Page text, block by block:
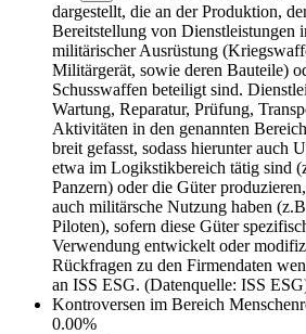
dargestellt, die an der Produktion,
Bereitstellung von Dienstleistungen
militärischer Ausrüstung
Militärgerät, sowie deren Bauteile)
Schusswaffen beteiligt sind.
Wartung, Reparatur, Prüfung,
Aktivitäten in den genannten
breit gefasst, sodass hierunter auch
etwa im Logikstikbereich tätig sind
Panzern) oder die Güter
auch militärsche Nutzung haben
Piloten), sofern diese Güter
Verwendung entwickelt oder
Rückfragen zu den Firmendaten
an ISS ESG. (Datenquelle: ISS
Kontroversen im Bereich
0.00%